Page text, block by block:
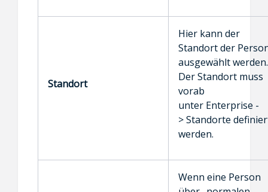
Standort
Hier kann der
Standort der
ausgewählt werden.
Der Standort muss
vorab
unter Enterprise -
> Standorte
werden.
Wenn eine Person